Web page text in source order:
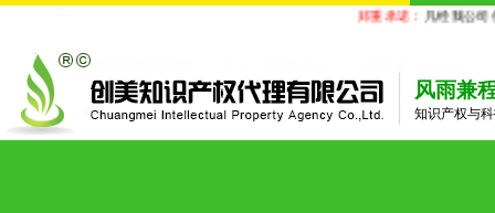
郑重承诺：凡经我公司代
风雨兼
知识产权与